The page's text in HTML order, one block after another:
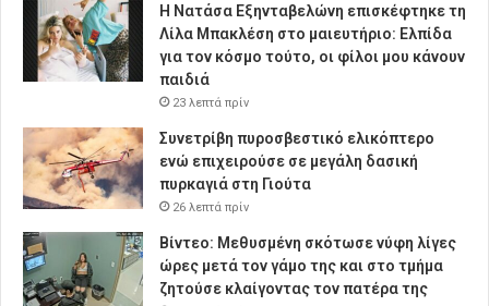
Η Νατάσα Εξηνταβελώνη επισκέφτηκε τη
Λίλα Μπακλέση στο μαιευτήριο: Ελπίδα
για τον κόσμο τούτο, οι φίλοι μου κάνουν
παιδιά
23 λεπτά πρίν
Συνετρίβη πυροσβεστικό ελικόπτερο
ενώ επιχειρούσε σε μεγάλη δασική
πυρκαγιά στη Γιούτα
26 λεπτά πρίν
Βίντεο: Μεθυσμένη σκότωσε νύφη λίγες
ώρες μετά τον γάμο της και στο τμήμα
ζητούσε κλαίγοντας τον πατέρα της